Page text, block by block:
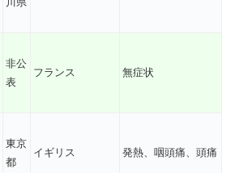
非公
表
フランス 無症状
東京
都
イギリス 発熱、咽頭痛、頭痛